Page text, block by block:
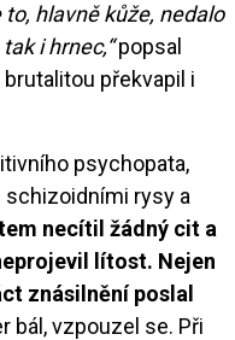
hlavně kůže, nedalo
i hrnec,“popsal
překvapil i
psychopata,
schizoidními rysy a
necítil žádný cit a
lítost. Nejen
znásilnění poslal
bál, vzpouzel se. Při